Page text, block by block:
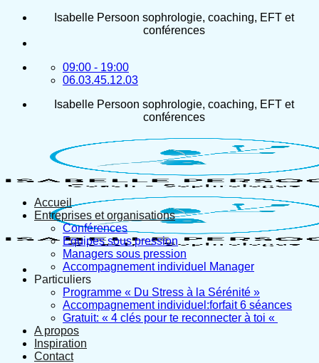
Passer
contenu
Isabelle Persoon sophrologie, coaching, EFT et
conférences
09:00 - 19:00
06.03.45.12.03
Isabelle Persoon sophrologie, coaching, EFT et
conférences
Accueil
Entreprises et organisations
Conférences
Equipes sous pression
Managers sous pression
Accompagnement individuel Manager
Particuliers
Programme « Du Stress à la Sérénité »
Accompagnement individuel:forfait 6 séances
Gratuit: « 4 clés pour te reconnecter à toi «
A propos
Inspiration
Contact